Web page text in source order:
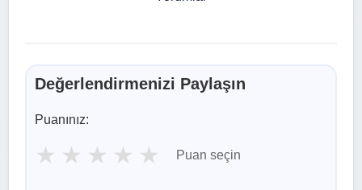
Değerlendirmenizi Paylaşın
Puanınız:
★ ★ ★ ★ ★ Puan seçin